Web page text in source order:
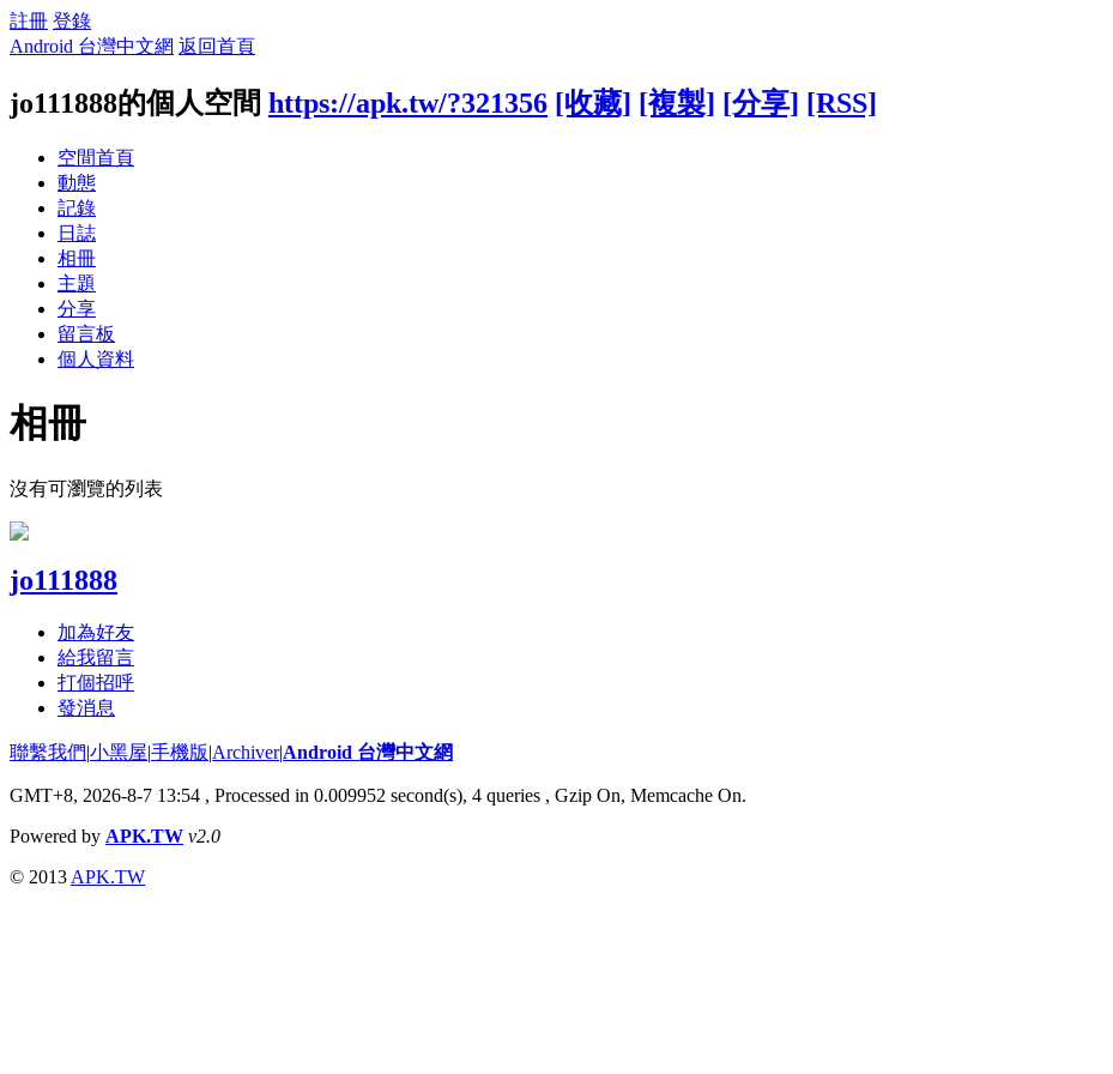
註冊 登錄
Android 台灣中文網 返回首頁
jo111888的個人空間 https://apk.tw/?321356 [收藏] [複製] [分享] [RSS]
空間首頁
動態
記錄
日誌
相冊
主題
分享
留言板
個人資料
相冊
沒有可瀏覽的列表
jo111888
加為好友
給我留言
打個招呼
發消息
聯繫我們|小黑屋|手機版|Archiver|Android 台灣中文網
GMT+8, 2026-8-7 13:54 , Processed in 0.009952 second(s), 4 queries , Gzip On, Memcache On.
Powered by APK.TW v2.0
© 2013 APK.TW